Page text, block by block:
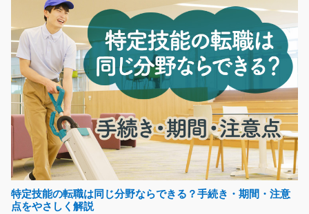
部品を機械に流す(カンタン作業で高時給)/t01_003
56
☆未経験の方大歓迎です☆指示書通りに棚から部品を取
って機械に流してくだ…
長期（3ヶ月以上）
時給1200円～
愛知県豊田市
気になる
すわり作業出ました 部品の簡単加工/i01_00511
特定技能の転職は同じ分野ならできる？手続き・期間・注意
点をやさしく解説